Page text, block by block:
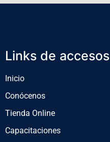
Links de accesos
Inicio
Conócenos
Tienda Online
Capacitaciones